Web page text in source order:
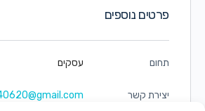
פרטים נוספים
תחום עסקים
יצירת קשר